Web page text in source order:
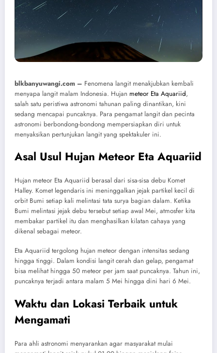
blkbanyuwangi.com – Fenomena langit menakjubkan kembali
menyapa langit malam Indonesia. Hujan meteor Eta Aquariid,
salah satu peristiwa astronomi tahunan paling dinantikan, kini
sedang mencapai puncaknya. Para pengamat langit dan pecinta
astronomi berbondong-bondong mempersiapkan diri untuk
menyaksikan pertunjukan langit yang spektakuler ini.
Asal Usul Hujan Meteor Eta Aquariid
Hujan meteor Eta Aquariid berasal dari sisa-sisa debu Komet
Halley. Komet legendaris ini meninggalkan jejak partikel kecil di
orbit Bumi setiap kali melintasi tata surya bagian dalam. Ketika
Bumi melintasi jejak debu tersebut setiap awal Mei, atmosfer kita
membakar partikel itu dan menghasilkan kilatan cahaya yang
dikenal sebagai meteor.
Eta Aquariid tergolong hujan meteor dengan intensitas sedang
hingga tinggi. Dalam kondisi langit cerah dan gelap, pengamat
bisa melihat hingga 50 meteor per jam saat puncaknya. Tahun ini,
puncaknya terjadi antara malam 5 Mei hingga dini hari 6 Mei.
Waktu dan Lokasi Terbaik untuk
Mengamati
Para ahli astronomi menyarankan agar masyarakat mulai